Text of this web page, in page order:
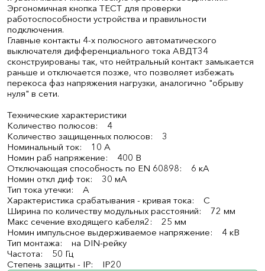
Эргономичная кнопка ТЕСТ для проверки
работоспособности устройства и правильности
подключения.
Главные контакты 4-х полюсного автоматического
выключателя дифференциального тока АВДТ34
сконструированы так, что нейтральный контакт замыкается
раньше и отключается позже, что позволяет избежать
перекоса фаз напряжения нагрузки, аналогично "обрыву
нуля" в сети.
Технические характеристики
Количество полюсов: 4
Количество защищенных полюсов: 3
Номинальный ток: 10 А
Номин раб напряжение: 400 В
Отключающая способность по EN 60898: 6 кА
Номин откл диф ток: 30 мА
Тип тока утечки: A
Характеристика срабатывания - кривая тока: C
Ширина по количеству модульных расстояний: 72 мм
Макс сечение входящего кабеля2: 25 мм
Номин импульсное выдерживаемое напряжение: 4 кВ
Тип монтажа: на DIN-рейку
Частота: 50 Гц
Степень защиты - IP: IP20